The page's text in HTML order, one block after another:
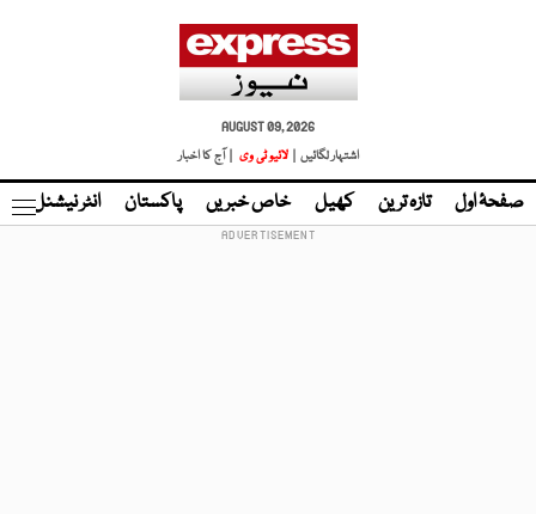
AUGUST 09, 2026
اشتہار لگائیں |
لائیو ٹی وی | آج کا اخبار
صفحۂ اول تازہ ترین کھیل خاص خبریں پاکستان انٹر نیشنل